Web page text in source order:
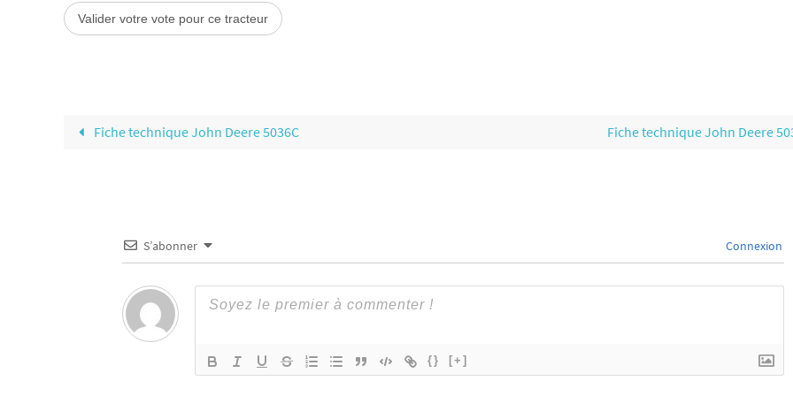
Fiche technique John Deere 5036C Fiche technique John Deere
S’abonner Connexion
{} [+]